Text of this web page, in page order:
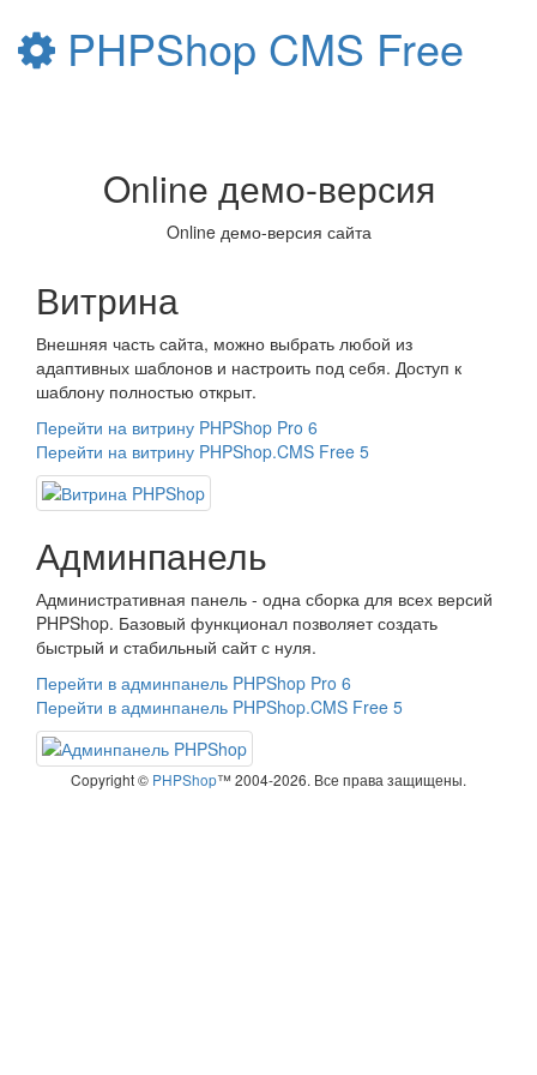
PHPShop CMS Free
Online демо-версия
Online демо-версия сайта
Витрина
Внешняя часть сайта, можно выбрать любой из
адаптивных шаблонов и настроить под себя. Доступ к
шаблону полностью открыт.
Перейти на витрину PHPShop Pro 6
Перейти на витрину PHPShop.CMS Free 5
Админпанель
Административная панель - одна сборка для всех версий
PHPShop. Базовый функционал позволяет создать
быстрый и стабильный сайт с нуля.
Перейти в админпанель PHPShop Pro 6
Перейти в админпанель PHPShop.CMS Free 5
Copyright © PHPShop™ 2004-2026. Все права защищены.